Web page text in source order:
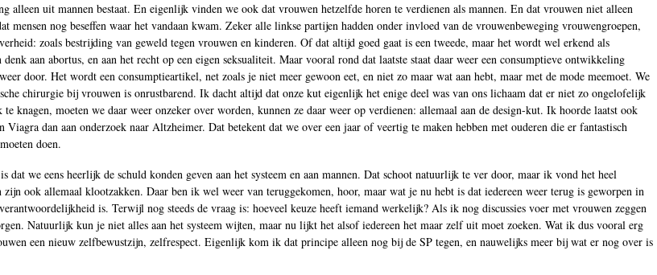
uit mannen bestaat. En eigenlijk vinden we ook dat vrouwen hetzelfde horen te verdienen als mannen. En dat vrouwen niet alleen
nog beseffen waar het vandaan kwam. Zeker alle linkse partijen hadden onder invloed van de vrouwenbeweging vrouwengroepen,
zoals bestrijding van geweld tegen vrouwen en kinderen. Of dat altijd goed gaat is een tweede, maar het wordt wel erkend als
aan abortus, en aan het recht op een eigen seksualiteit. Maar vooral rond dat laatste staat daar weer een consumptieve ontwikkeling
door. Het wordt een consumptieartikel, net zoals je niet meer gewoon eet, en niet zo maar wat aan hebt, maar met de mode meemoet. We
chirurgie bij vrouwen is onrustbarend. Ik dacht altijd dat onze kut eigenlijk het enige deel was van ons lichaam dat er niet zo ongelofelijk
knagen, moeten we daar weer onzeker over worden, kunnen ze daar weer op verdienen: allemaal aan de design-kut. Ik hoorde laatst ook
dan aan onderzoek naar Altzheimer. Dat betekent dat we over een jaar of veertig te maken hebben met ouderen die er fantastisch
doen.
dat we eens heerlijk de schuld konden geven aan het systeem en aan mannen. Dat schoot natuurlijk te ver door, maar ik vond het heel
ook allemaal klootzakken. Daar ben ik wel weer van teruggekomen, hoor, maar wat je nu hebt is dat iedereen weer terug is geworpen in
is. Terwijl nog steeds de vraag is: hoeveel keuze heeft iemand werkelijk? Als ik nog discussies voer met vrouwen zeggen
Natuurlijk kun je niet alles aan het systeem wijten, maar nu lijkt het alsof iedereen het maar zelf uit moet zoeken. Wat ik dus vooral erg
een nieuw zelfbewustzijn, zelfrespect. Eigenlijk kom ik dat principe alleen nog bij de SP tegen, en nauwelijks meer bij wat er nog over is